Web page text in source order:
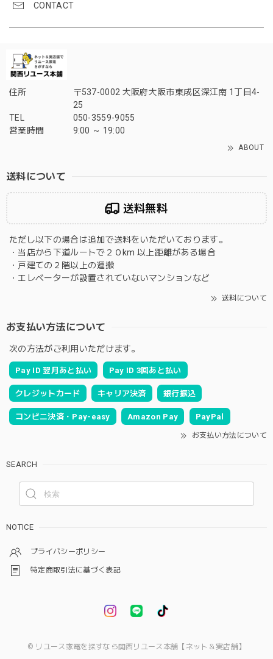
CONTACT
住所
〒537-0002 大阪府大阪市東成区深江南 1丁目4-
25
TEL
050-3559-9055
営業時間
9:00 ～ 19:00
ABOUT
送料について
送料無料
ただし以下の場合は追加で送料をいただいております。
・当店から下道ルートで２０km 以上距離がある場合
・戸建ての２階以上の運搬
・エレベーターが設置されていないマンションなど
送料について
お支払い方法について
次の方法がご利用いただけます。
Pay ID 翌月あと払い Pay ID 3回あと払い
クレジットカード キャリア決済 銀行振込
コンビニ決済・Pay-easy Amazon Pay PayPal
お支払い方法について
SEARCH
NOTICE
プライバシーポリシー
特定商取引法に基づく表記
© リユース家電を探すなら関西リユース本舗【ネット＆実店舗】